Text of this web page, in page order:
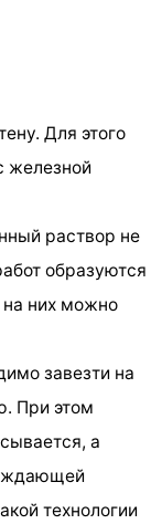
Для этого
железной
раствор не
образуются
них можно
завезти на
При этом
а
технологии